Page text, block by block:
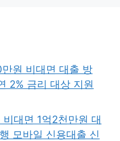
원 비대면 대출 방
2% 금리 대상 지원
대면 1억2천만원 대
모바일 신용대출 신